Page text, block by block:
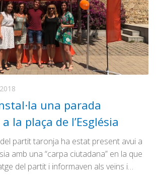
una parada
la plaça de l’Església
partit taronja ha estat present avui a
amb una “carpa ciutadana” en la que
del partit i informaven als veïns i…